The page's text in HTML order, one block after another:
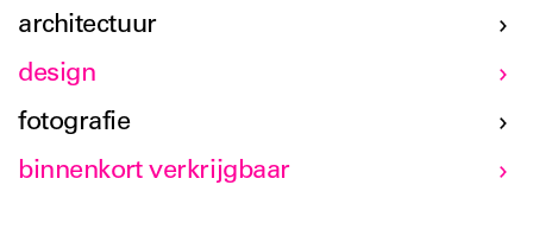
architectuur
design
fotografie
binnenkort verkrijgbaar